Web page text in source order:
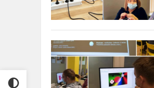
EdStart
Šiauli...
Mokslo
festivalio
„Erdvėlaivis
Žemė“